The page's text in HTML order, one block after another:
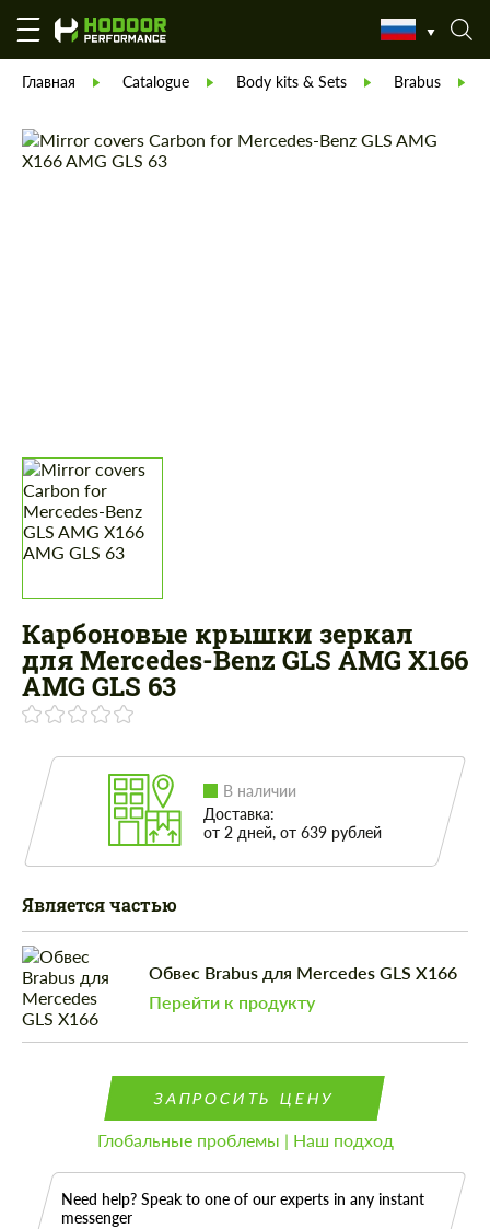
Главная Catalogue Body kits & Sets Brabus
Карбоновые крышки зеркал
для Mercedes-Benz GLS AMG X166
AMG GLS 63
В наличии
Доставка:
от 2 дней, от 639 рублей
Является частью
Обвес Brabus для Mercedes GLS X166
Перейти к продукту
ЗАПРОСИТЬ ЦЕНУ
Глобальные проблемы | Наш подход
Need help? Speak to one of our experts in any instant
messenger